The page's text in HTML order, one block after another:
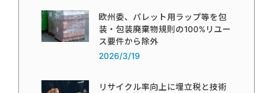
欧州委、パレット用ラップ等を包
装・包装廃棄物規則の100%リユー
ス要件から除外
2026/3/19
リサイクル率向上に埋立税と技術